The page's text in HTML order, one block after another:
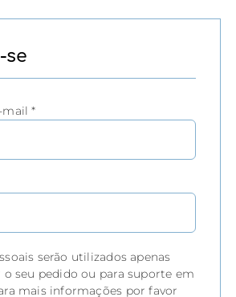
se
mail*Obrigatório
serão utilizados apenas
o seu pedido ou para suporte em
mais informações por favor